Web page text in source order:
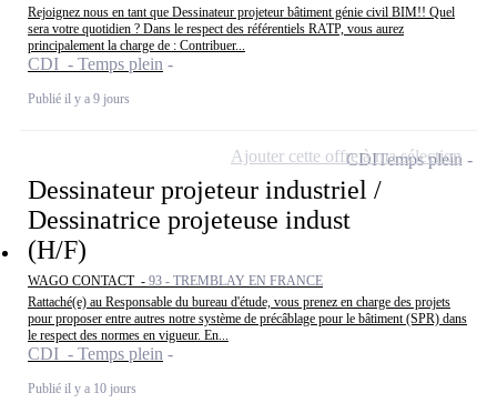
Rejoignez nous en tant que Dessinateur projeteur bâtiment génie civil BIM!! Quel
sera votre quotidien ? Dans le respect des référentiels RATP, vous aurez
principalement la charge de : Contribuer...
CDI - Temps plein
Publié il y a 9 jours
Dessinateur projeteur industriel /
Dessinatrice projeteuse indust
(H/F)
WAGO CONTACT - 93 - TREMBLAY EN FRANCE
Rattaché(e) au Responsable du bureau d'étude, vous prenez en charge des projets
pour proposer entre autres notre système de précâblage pour le bâtiment (SPR) dans
le respect des normes en vigueur. En...
CDI - Temps plein
Publié il y a 10 jours
CDITemps plein
Ajouter cette offre à ma sélection